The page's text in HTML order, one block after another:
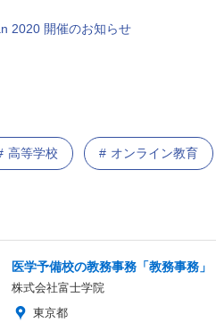
2020 開催のお知らせ
高等学校 オンライン教育
医学予備校の教務事務「教務事務」
株式会社富士学院
東京都